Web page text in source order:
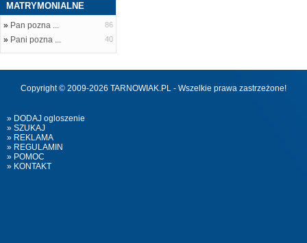
MATRYMONIALNE
» Pan pozna ... 86
» Pani pozna ... 40
Copyright © 2009-2026 TARNOWIAK.PL - Wszelkie prawa zastrzeżone!
» DODAJ ogloszenie
» SZUKAJ
» REKLAMA
» REGULAMIN
» POMOC
» KONTAKT